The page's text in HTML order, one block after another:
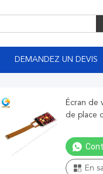
DEMANDEZ UN DEVIS
Écran de
de place
En